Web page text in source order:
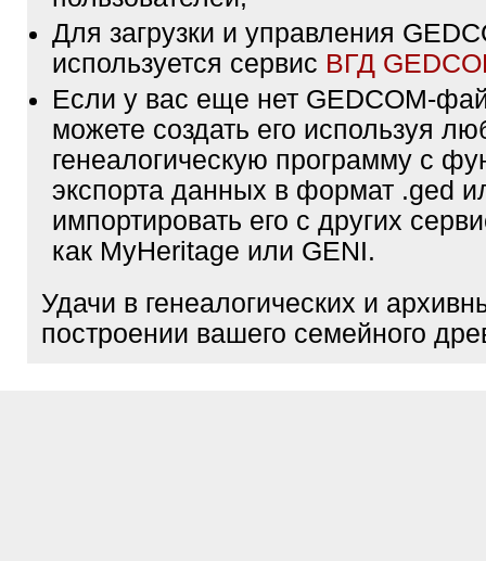
Для загрузки и управления
используется сервис ВГД
Если у вас еще нет GEDCOM-
можете создать его используя
генеалогическую программу с
экспорта данных в формат .ged
импортировать его с других
как MyHeritage или GENI.
Удачи в генеалогических и
построении вашего семейного